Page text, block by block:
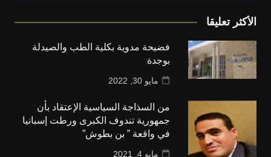
الأكثر تعليقا
فضيحة مدوية بكلية الطب والصيدلة
بوجدة
مايو 30, 2022
من السذاجة السياسية الإعتقاد بأن
جمهورية تندوف الكبرى ورطت إسبانيا
في واقعة ” بن بطوش”
مايو 4, 2021